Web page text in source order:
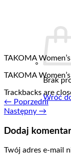
Brak
Wróć
TAKOMA
TAKOMA
Trackbacks are
← Poprzedni
Następny →
Dodaj
Twój adres e-mail